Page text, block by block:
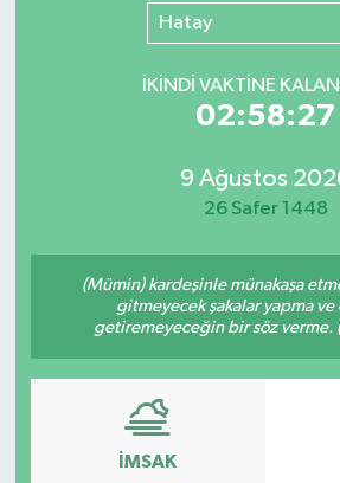
Hatay
İKINDI VAKTİNE KALAN
02:58:27
9 Ağustos
26 Safer 1448
(Mümin) kardeşinle münakaşa
gitmeyecek şakalar yapma ve
getiremeyeceğin bir söz verme.
İMSAK